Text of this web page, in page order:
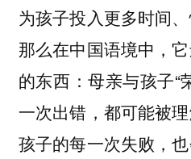
为孩子投入更多时间
那么在中国语境中，
的东西：母亲与孩子“
一次出错，都可能被
孩子的每一次失败，